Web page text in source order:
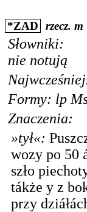
*ZAD rzecz. m
Słowniki:
nie notują
Formy: lp
Znaczenia:
»tył«:
wozy po 50
szło
tákże y z
przy